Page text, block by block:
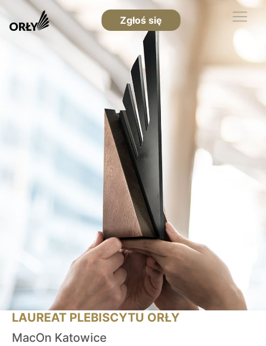
Zgłoś się
LAUREAT PLEBISCYTU ORŁY
MacOn Katowice